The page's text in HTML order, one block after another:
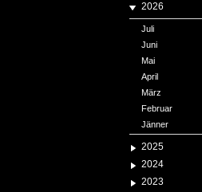
2026
Juli
Juni
Mai
April
März
Februar
Jänner
2025
2024
2023